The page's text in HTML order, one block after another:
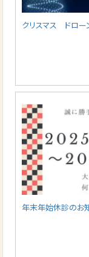
クリスマス ドロー
年末年始休診のお